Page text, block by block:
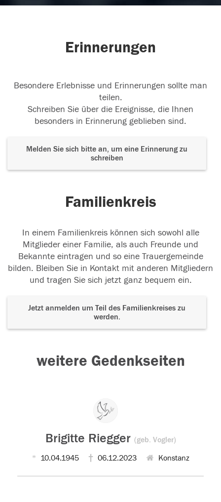
Erinnerungen
Besondere Erlebnisse und Erinnerungen sollte man
teilen.
Schreiben Sie über die Ereignisse, die Ihnen
besonders in Erinnerung geblieben sind.
Melden Sie sich bitte an, um eine Erinnerung zu
schreiben
Familienkreis
In einem Familienkreis können sich sowohl alle
Mitglieder einer Familie, als auch Freunde und
Bekannte eintragen und so eine Trauergemeinde
bilden. Bleiben Sie in Kontakt mit anderen Mitgliedern
und tragen Sie sich jetzt ganz bequem ein.
Jetzt anmelden um Teil des Familienkreises zu
werden.
weitere Gedenkseiten
Brigitte Riegger (geb. Vogler)
10.04.1945 06.12.2023 Konstanz